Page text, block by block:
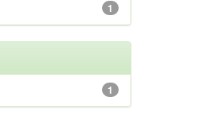
1
1